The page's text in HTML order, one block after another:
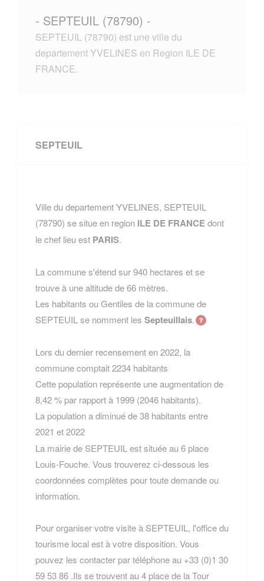
- SEPTEUIL (78790) -
SEPTEUIL (78790) est une ville du
departement YVELINES en Region ILE DE
FRANCE.
SEPTEUIL
Ville du departement YVELINES, SEPTEUIL
(78790) se situe en region ILE DE FRANCEdont
le chef lieu est PARIS.
La commune s'étend sur 940 hectares et se
trouve à une altitude de 66 mètres.
Les habitants ou Gentiles de la commune de
SEPTEUIL se nomment les Septeuillais.
Lors du dernier recensement en 2022, la
commune comptait 2234 habitants
Cette population représente une augmentation de
8,42 % par rapport à 1999 (2046 habitants).
La population a diminué de 38 habitants entre
2021 et 2022
La mairie de SEPTEUIL est située au 6 place
Louis-Fouche. Vous trouverez ci-dessous les
coordonnées complètes pour toute demande ou
information.
Pour organiser votre visite à SEPTEUIL, l'office du
tourisme local est à votre disposition. Vous
pouvez les contacter par téléphone au +33 (0)1 30
59 53 86 .Ils se trouvent au 4 place de la Tour